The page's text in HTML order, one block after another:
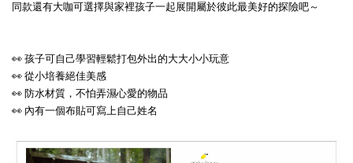
同款還有大咖可選擇與家裡孩子一起展開屬於彼此最美好的探險吧～
👀 孩子可自己學習輕鬆打包外出的大大小小玩意
👀 從小培養絕佳美感
👀 防水材質，不怕弄濕心愛的物品
👀 內有一個布貼可寫上自己姓名